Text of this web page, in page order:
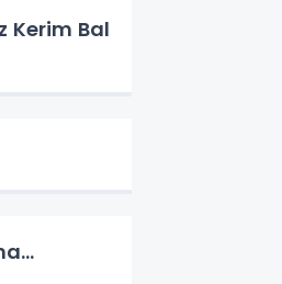
Kerim Bal